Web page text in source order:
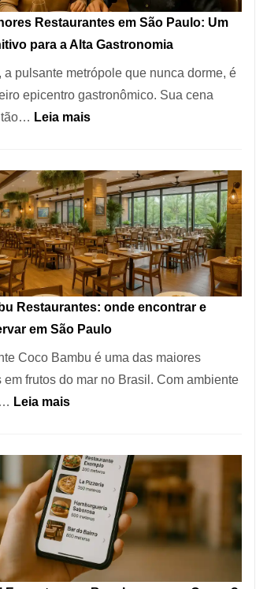
Restaurantes em São Paulo: Um
para a Alta Gastronomia
a pulsante metrópole que nunca dorme, é
epicentro gastronômico. Sua cena
tão… Leia mais:
Melhores
Restaurantes
em
São
Paulo:
Um
Guia
Definitivo
para
a
Restaurantes: onde encontrar e
em São Paulo
Coco Bambu é uma das maiores
em frutos do mar no Brasil. Com ambiente
Leia mais:
onde
encontrar
e
como
reservar
em